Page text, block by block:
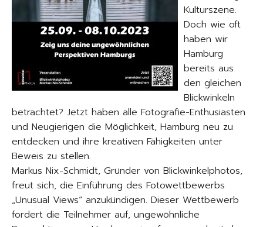
Kulturszene.
Doch wie oft
haben wir
Hamburg
bereits aus
den gleichen
Blickwinkeln
betrachtet? Jetzt haben alle Fotografie-Enthusiasten
und Neugierigen die Möglichkeit, Hamburg neu zu
entdecken und ihre kreativen Fähigkeiten unter
Beweis zu stellen.
Markus Nix-Schmidt, Gründer von Blickwinkelphotos,
freut sich, die Einführung des Fotowettbewerbs
„Unusual Views“ anzukündigen. Dieser Wettbewerb
fordert die Teilnehmer auf, ungewöhnliche